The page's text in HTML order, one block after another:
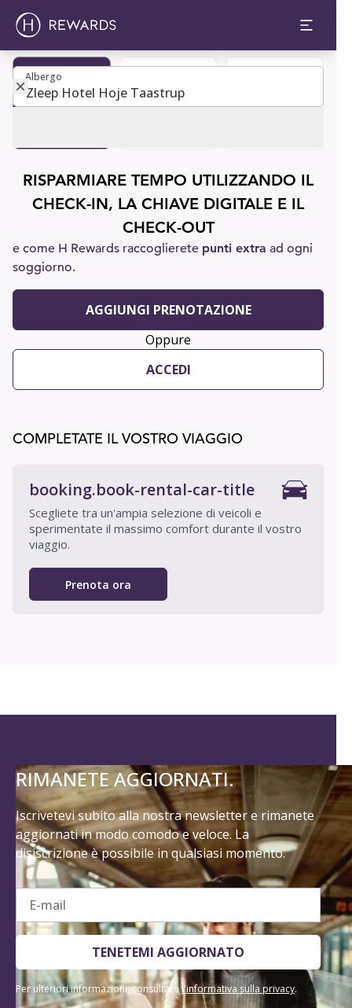
Albergo
Albergo
RISPARMIARE TEMPO UTILIZZANDO IL
CHECK-IN, LA CHIAVE DIGITALE E IL
CHECK-OUT
e come H Rewards raccoglierete punti extra ad ogni
soggiorno.
AGGIUNGI PRENOTAZIONE
Oppure
ACCEDI
COMPLETATE IL VOSTRO VIAGGIO
booking.book-rental-car-title
Scegliete tra un'ampia selezione di veicoli e
sperimentate il massimo comfort durante il vostro
viaggio.
Prenota ora
RIMANETE AGGIORNATI.
Iscrivetevi subito alla nostra newsletter e rimanete
aggiornati in modo comodo e veloce. La
disiscrizione è possibile in qualsiasi momento.
E-mail
TENETEMI AGGIORNATO
Per ulteriori informazioni, consultarel'informativa sulla privacy.